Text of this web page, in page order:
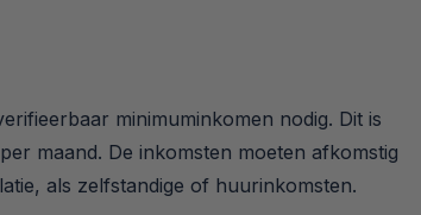
minimuminkomen nodig. Dit is
maand. De inkomsten moeten afkomstig
als zelfstandige of huurinkomsten.